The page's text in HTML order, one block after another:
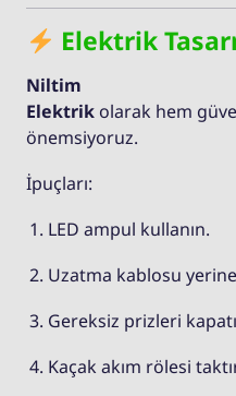
Elektrik
Niltim
Elektrik olarak hem
önemsiyoruz.
İpuçları:
LED ampul kullanın.
Uzatma kablosu
Gereksiz prizleri
Kaçak akım rölesi